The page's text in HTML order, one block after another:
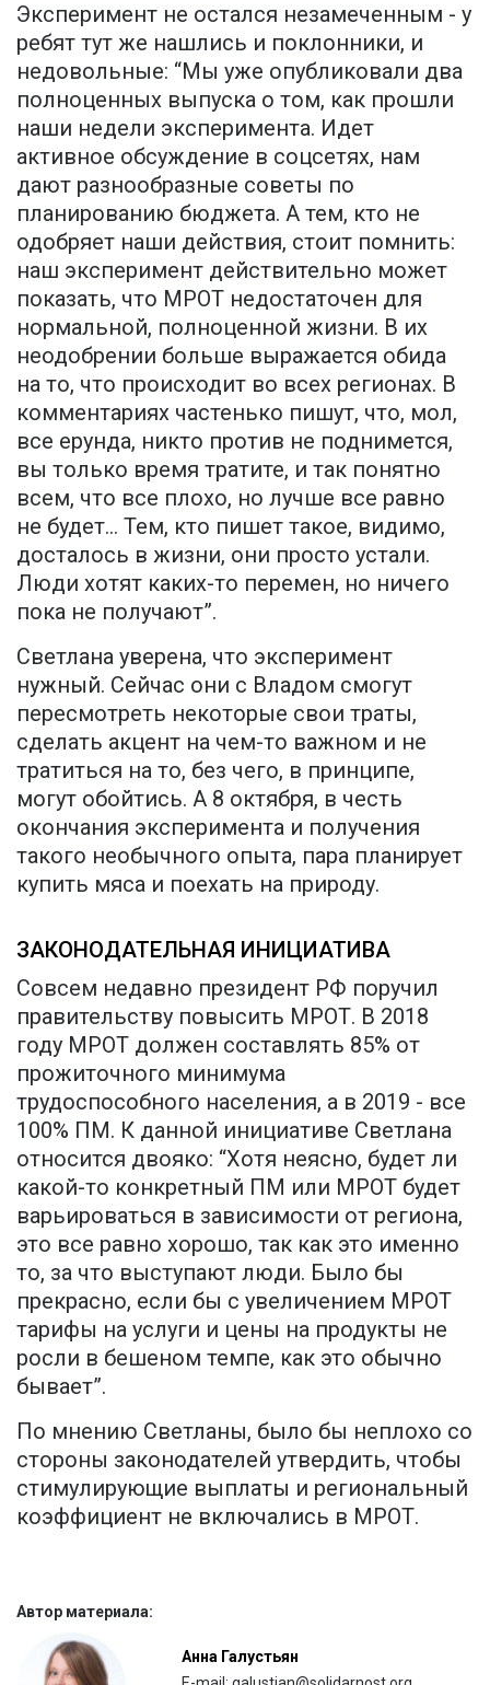
Эксперимент не остался незамеченным - у
ребят тут же нашлись и поклонники, и
недовольные: “Мы уже опубликовали два
полноценных выпуска о том, как прошли
наши недели эксперимента. Идет
активное обсуждение в соцсетях, нам
дают разнообразные советы по
планированию бюджета. А тем, кто не
одобряет наши действия, стоит помнить:
наш эксперимент действительно может
показать, что МРОТ недостаточен для
нормальной, полноценной жизни. В их
неодобрении больше выражается обида
на то, что происходит во всех регионах. В
комментариях частенько пишут, что, мол,
все ерунда, никто против не поднимется,
вы только время тратите, и так понятно
всем, что все плохо, но лучше все равно
не будет… Тем, кто пишет такое, видимо,
досталось в жизни, они просто устали.
Люди хотят каких-то перемен, но ничего
пока не получают”.
Светлана уверена, что эксперимент
нужный. Сейчас они с Владом смогут
пересмотреть некоторые свои траты,
сделать акцент на чем-то важном и не
тратиться на то, без чего, в принципе,
могут обойтись. А 8 октября, в честь
окончания эксперимента и получения
такого необычного опыта, пара планирует
купить мяса и поехать на природу.
ЗАКОНОДАТЕЛЬНАЯ ИНИЦИАТИВА
Совсем недавно президент РФ поручил
правительству повысить МРОТ. В 2018
году МРОТ должен составлять 85% от
прожиточного минимума
трудоспособного населения, а в 2019 - все
100% ПМ. К данной инициативе Светлана
относится двояко: “Хотя неясно, будет ли
какой-то конкретный ПМ или МРОТ будет
варьироваться в зависимости от региона,
это все равно хорошо, так как это именно
то, за что выступают люди. Было бы
прекрасно, если бы с увеличением МРОТ
тарифы на услуги и цены на продукты не
росли в бешеном темпе, как это обычно
бывает”.
По мнению Светланы, было бы неплохо со
стороны законодателей утвердить, чтобы
стимулирующие выплаты и региональный
коэффициент не включались в МРОТ.
Автор материала:
Анна Галустьян